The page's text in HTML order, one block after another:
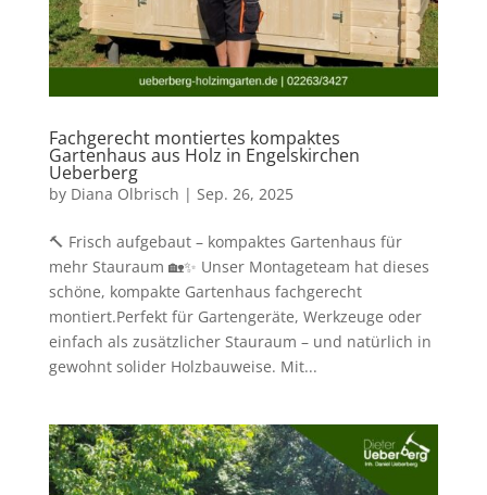
Fachgerecht montiertes kompaktes
Gartenhaus aus Holz in Engelskirchen
Ueberberg
by Diana Olbrisch | Sep. 26, 2025
🔨 Frisch aufgebaut – kompaktes Gartenhaus für
mehr Stauraum 🏡✨ Unser Montageteam hat dieses
schöne, kompakte Gartenhaus fachgerecht
montiert.Perfekt für Gartengeräte, Werkzeuge oder
einfach als zusätzlicher Stauraum – und natürlich in
gewohnt solider Holzbauweise. Mit...